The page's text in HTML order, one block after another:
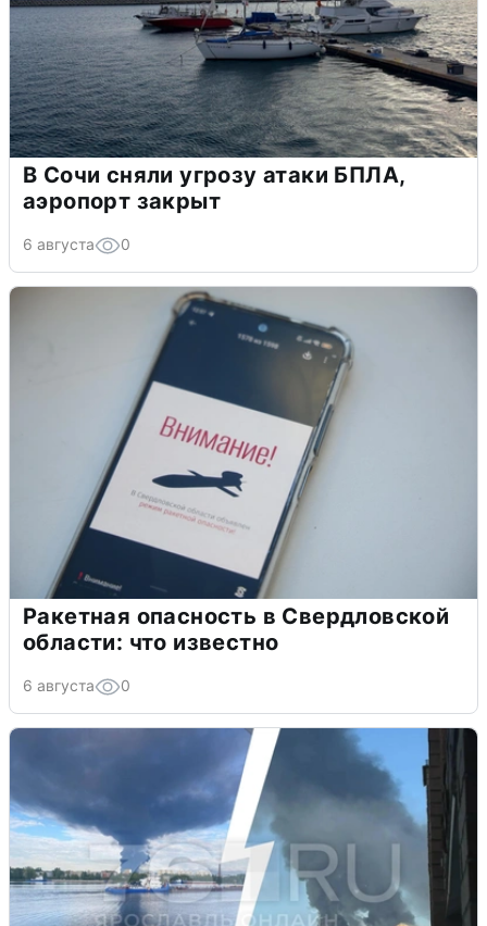
В Сочи сняли угрозу атаки БПЛА,
аэропорт закрыт
6 августа 0
Ракетная опасность в Свердловской
области: что известно
6 августа 0